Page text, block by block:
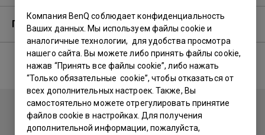
Компания BenQ соблюдает конфиденциальность
Ваших данных. Мы используем файлы cookie и
аналогичные технологии, для удобства просмотра
нашего сайта. Вы можете либо принять файлы cookie,
нажав “Принять все файлы cookie”, либо нажать
“Только обязательные cookie”, чтобы отказаться от
всех дополнительных настроек. Также, Вы
самостоятельно можете отрегулировать принятие
файлов cookie в настройках. Для получения
дополнительной информации, пожалуйста,
Гарантия
No related warranty information